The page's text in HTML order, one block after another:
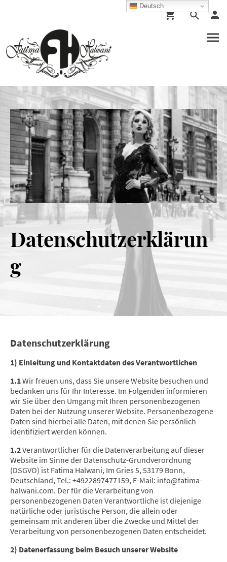
Datenschutzerklärun
g
Datenschutzerklärung
1) Einleitung und Kontaktdaten des Verantwortlichen
1.1Wir freuen uns, dass Sie unsere Website besuchen und
bedanken uns für Ihr Interesse. Im Folgenden informieren
wir Sie über den Umgang mit Ihren personenbezogenen
Daten bei der Nutzung unserer Website. Personenbezogene
Daten sind hierbei alle Daten, mit denen Sie persönlich
identifiziert werden können.
1.2Verantwortlicher für die Datenverarbeitung auf dieser
Website im Sinne der Datenschutz-Grundverordnung
(DSGVO) ist Fatima Halwani, Im Gries 5, 53179 Bonn,
Deutschland, Tel.: +4922897477159, E-Mail: info@fatima-
halwani.com. Der für die Verarbeitung von
personenbezogenen Daten Verantwortliche ist diejenige
natürliche oder juristische Person, die allein oder
gemeinsam mit anderen über die Zwecke und Mittel der
Verarbeitung von personenbezogenen Daten entscheidet.
2) Datenerfassung beim Besuch unserer Website
Deutsch